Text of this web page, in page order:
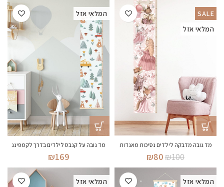
₪100.
הוא:
₪80.
SALE
המלאי אזל
מד גובה מדבקה לילדים נסיכות מאגדות
₪100
המחיר
היה:
₪100.
₪80
₪80.
המלאי אזל
מד גובה על קנבס לילדים בדרך לקמפינג
₪169
המלאי אזל המלאי אזל